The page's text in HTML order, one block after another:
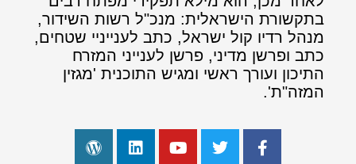
בתקשורת הישראלית: מנכ"ל רשות השידור,
מנהל רדיו קול ישראל, כתב לענייניי שטחים,
כתב ופרשן מדיני, פרשן לענייני המזרח
התיכון ועורך ראשי ומגיש התוכנית 'מגזין
המזה"ת'.